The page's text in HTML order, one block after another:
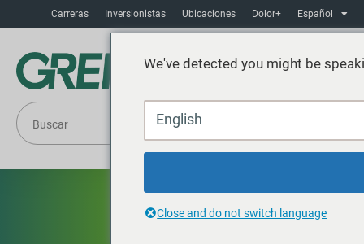
Carreras Inversionistas Ubicaciones Dolor+ Español
We've detected you might be
English
Close and do not switch language